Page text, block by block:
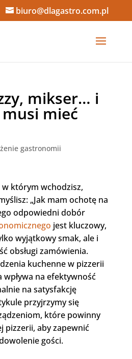
biuro@dlagastro.com.pl
mikser… i
musi mieć
gastronomii
w którym wchodzisz,
„Jak mam ochotę na
odpowiedni dobór
jest kluczowy,
wyjątkowy smak, ale i
obsługi zamówienia.
kuchenne w pizzerii
na efektywność
na satysfakcję
przyjrzymy się
które powinny
pizzerii, aby zapewnić
gości.